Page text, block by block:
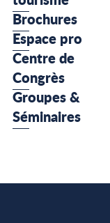
Brochures
Espace pro
Centre de
Congrès
Groupes &
Séminaires